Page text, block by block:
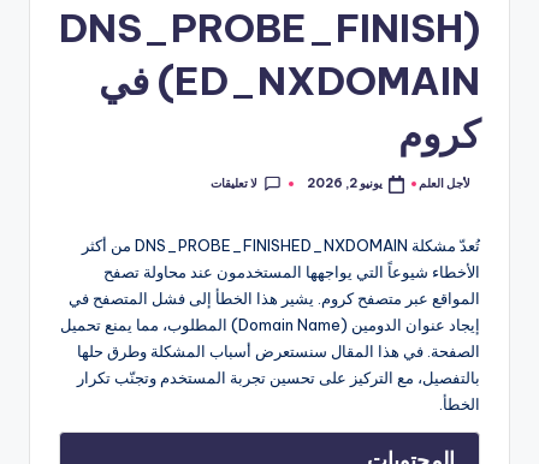
(DNS_PROBE_FINISH
ED_NXDOMAIN) في
كروم
تمّ
لأجل العلم يونيو 2, 2026 لا تعليقات
تُعدّ مشكلة DNS_PROBE_FINISHED_NXDOMAIN من أكثر
الأخطاء شيوعاً التي يواجهها المستخدمون عند محاولة تصفح
المواقع عبر متصفح كروم. يشير هذا الخطأ إلى فشل المتصفح في
إيجاد عنوان الدومين (Domain Name) المطلوب، مما يمنع تحميل
الصفحة. في هذا المقال سنستعرض أسباب المشكلة وطرق حلها
بالتفصيل، مع التركيز على تحسين تجربة المستخدم وتجنّب تكرار
الخطأ.